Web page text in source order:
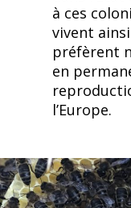
à ces
vivent
préfèrent
en
l’Europe.